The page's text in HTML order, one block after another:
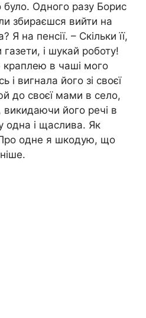
Одного разу Борис
збираєшся вийти на
Я на пенсії. – Скільки її,
газети, і шукай роботу!
в чаші мого
і вигнала його зі своєї
до своєї мами в село,
його речі в
одна і щаслива. Як
одне я шкодую, що